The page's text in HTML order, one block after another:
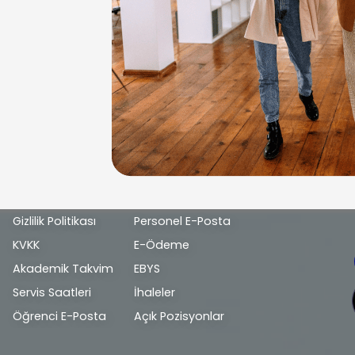
Alt
bilgi
Gizlilik Politikası
KVKK
Akademik Takvim
Servis Saatleri
Öğrenci E-Posta
Personel E-Posta
E-Ödeme
EBYS
İhaleler
Açık Pozisyonlar